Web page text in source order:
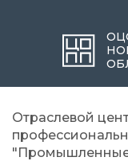
Отраслевой
"Промышленные